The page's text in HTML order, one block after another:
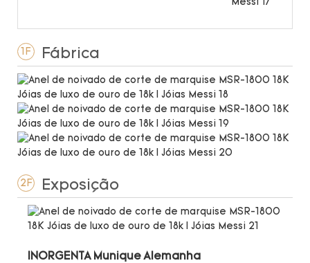
1F Fábrica
2F Exposição
INORGENTA Munique Alemanha